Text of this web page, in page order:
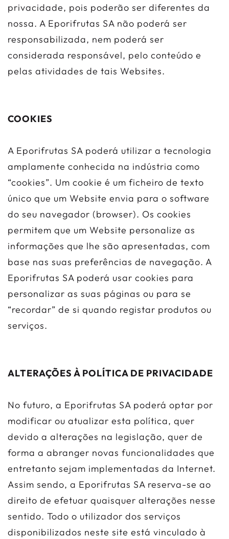
privacidade, pois poderão ser diferentes da
nossa. A Eporifrutas SA não poderá ser
responsabilizada, nem poderá ser
considerada responsável, pelo conteúdo e
pelas atividades de tais Websites.
COOKIES
A Eporifrutas SA poderá utilizar a tecnologia
amplamente conhecida na indústria como
“cookies”. Um cookie é um ficheiro de texto
único que um Website envia para o software
do seu navegador (browser). Os cookies
permitem que um Website personalize as
informações que lhe são apresentadas, com
base nas suas preferências de navegação. A
Eporifrutas SA poderá usar cookies para
personalizar as suas páginas ou para se
“recordar” de si quando registar produtos ou
serviços.
ALTERAÇÕES À POLÍTICA DE PRIVACIDADE
No futuro, a Eporifrutas SA poderá optar por
modificar ou atualizar esta política, quer
devido a alterações na legislação, quer de
forma a abranger novas funcionalidades que
entretanto sejam implementadas da Internet.
Assim sendo, a Eporifrutas SA reserva-se ao
direito de efetuar quaisquer alterações nesse
sentido. Todo o utilizador dos serviços
disponibilizados neste site está vinculado à